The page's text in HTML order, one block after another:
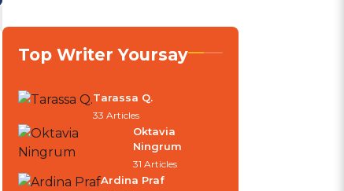
Top Writer Yoursay
Tarassa Q.
33 Articles
Oktavia
Ningrum
31 Articles
Ardina Praf